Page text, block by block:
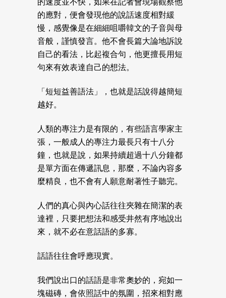
的速度並不快，如果在記者會現場觀察他
的應對，便會發現他的說話速度相對緩
慢，感覺像是在細細咀嚼韓文的子音與母
音般，謹慎發言。他不會長篇大論地訴說
自己的看法，比起複合句，他更擅長用短
句來有效表達自己的想法。
「短短益善語法」，也就是話說得越簡短
越好。
人類的專注力是有限的，有些語言學家主
張，一般成人的專注力最長只有十八分
鐘，也就是說，如果持續超過十八分鐘都
是單方面在傳遞訊息，那麼，不論內容多
麼精良，也不會有人願意耐著性子聽完。
人們的真心與內心話往往夾雜在簡潔的表
達裡，只要把想法和感受井然有序地說出
來，就不必在意話語的多寡。
話語往往會呼應現實。
我們說出口的話語是非常奧妙的，宛如一
塊磁磚，會依照話中的氛圍，招來相對應